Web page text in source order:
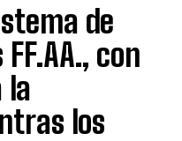
de
con
la
los